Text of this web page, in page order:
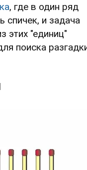
, где в один ряд
спичек, и задача
этих "единиц"
поиска